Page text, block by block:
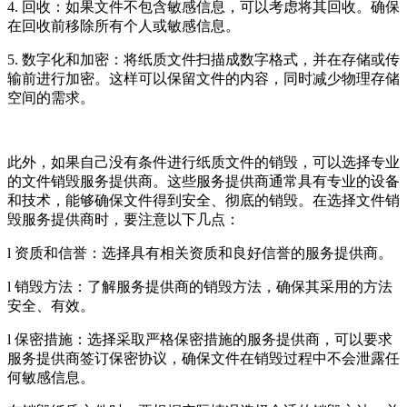
4. 回收：如果文件不包含敏感信息，可以考虑将其回收。确保
在回收前移除所有个人或敏感信息。
5. 数字化和加密：将纸质文件扫描成数字格式，并在存储或传
输前进行加密。这样可以保留文件的内容，同时减少物理存储
空间的需求。
此外，如果自己没有条件进行纸质文件的销毁，可以选择专业
的文件销毁服务提供商。这些服务提供商通常具有专业的设备
和技术，能够确保文件得到安全、彻底的销毁。在选择文件销
毁服务提供商时，要注意以下几点：
l 资质和信誉：选择具有相关资质和良好信誉的服务提供商。
l 销毁方法：了解服务提供商的销毁方法，确保其采用的方法
安全、有效。
l 保密措施：选择采取严格保密措施的服务提供商，可以要求
服务提供商签订保密协议，确保文件在销毁过程中不会泄露任
何敏感信息。